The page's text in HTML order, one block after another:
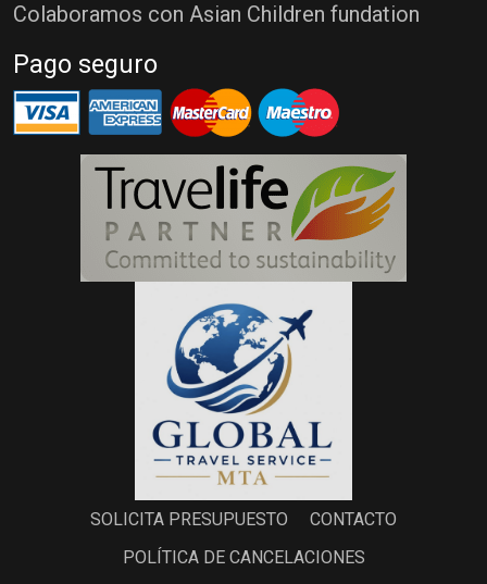
Colaboramos con Asian Children fundation
Pago seguro
SOLICITA PRESUPUESTO
CONTACTO
POLÍTICA DE CANCELACIONES